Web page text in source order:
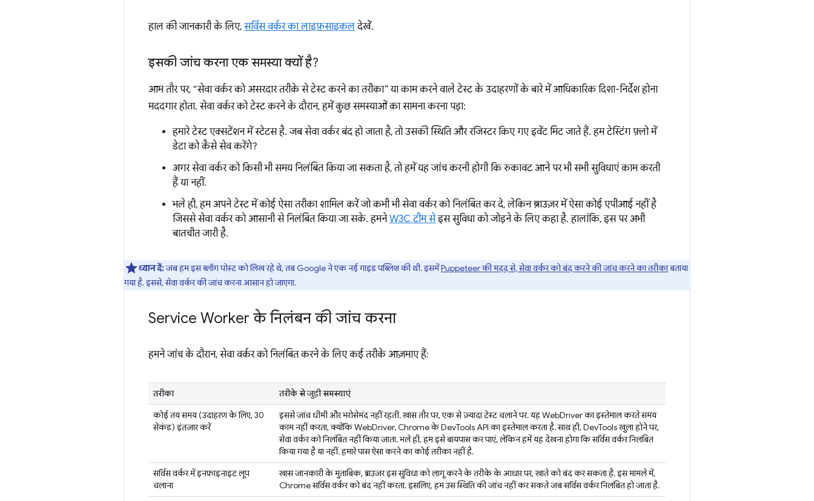
हाल की जानकारी के लिए,सर्विस वर्कर का लाइफ़साइकलदेखें.
इसकी जांच करना एक समस्या क्यों है?
आम तौर पर, “सेवा वर्कर को असरदार तरीके से टेस्ट करने का तरीका” या काम करने वाले टेस्ट के उदाहरणों के बारे में आधिकारिक दिशा-निर्देश होना
मददगार होता. सेवा वर्कर को टेस्ट करने के दौरान, हमें कुछ समस्याओं का सामना करना पड़ा:
हमारे टेस्ट एक्सटेंशन में स्टेटस है. जब सेवा वर्कर बंद हो जाता है, तो उसकी स्थिति और रजिस्टर किए गए इवेंट मिट जाते हैं. हम टेस्टिंग फ़्लो में
डेटा को कैसे सेव करेंगे?
अगर सेवा वर्कर को किसी भी समय निलंबित किया जा सकता है, तो हमें यह जांच करनी होगी कि रुकावट आने पर भी सभी सुविधाएं काम करती
हैं या नहीं.
भले ही, हम अपने टेस्ट में कोई ऐसा तरीका शामिल करें जो कभी भी सेवा वर्कर को निलंबित कर दे, लेकिन ब्राउज़र में ऐसा कोई एपीआई नहीं है
जिससे सेवा वर्कर को आसानी से निलंबित किया जा सके. हमनेW3C टीम सेइस सुविधा को जोड़ने के लिए कहा है. हालांकि, इस पर अभी
बातचीत जारी है.
ध्यान दें:जब हम इस ब्लॉग पोस्ट को लिख रहे थे, तब Google ने एक नई गाइड पब्लिश की थी. इसमेंPuppeteer की मदद से, सेवा वर्कर को बंद करने की जांच करने का तरीकाबताया
गया है. इससे, सेवा वर्कर की जांच करना आसान हो जाएगा.
Service Worker के निलंबन की जांच करना
हमने जांच के दौरान, सेवा वर्कर को निलंबित करने के लिए कई तरीके आज़माए हैं:
तरीका
तरीके से जुड़ी समस्याएं
कोई तय समय (उदाहरण के लिए, 30
सेकंड) इंतज़ार करें
इससे जांच धीमी और भरोसेमंद नहीं रहती. खास तौर पर, एक से ज़्यादा टेस्ट चलाने पर. यह WebDriver का इस्तेमाल करते समय
काम नहीं करता, क्योंकि WebDriver, Chrome के DevTools API का इस्तेमाल करता है. साथ ही, DevTools खुला होने पर,
सेवा वर्कर को निलंबित नहीं किया जाता. भले ही, हम इसे बायपास कर पाएं, लेकिन हमें यह देखना होगा कि सर्विस वर्कर निलंबित
किया गया है या नहीं. हमारे पास ऐसा करने का कोई तरीका नहीं है.
सर्विस वर्कर में इनफ़ाइनाइट लूप
चलाना
खास जानकारी के मुताबिक, ब्राउज़र इस सुविधा को लागू करने के तरीके के आधार पर, खाते को बंद कर सकता है. इस मामले में,
Chrome सर्विस वर्कर को बंद नहीं करता. इसलिए, हम उस स्थिति की जांच नहीं कर सकते जब सर्विस वर्कर निलंबित हो जाता है.